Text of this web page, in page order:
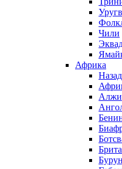
Чили
Африка
Назад